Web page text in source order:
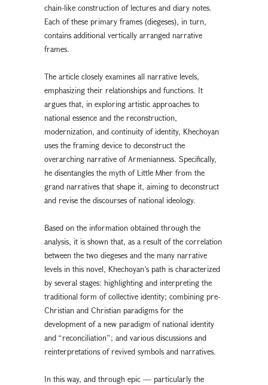
chain-like construction of lectures and diary notes.
Each of these primary frames (diegeses), in turn,
contains additional vertically arranged narrative
frames.
The article closely examines all narrative levels,
emphasizing their relationships and functions. It
argues that, in exploring artistic approaches to
national essence and the reconstruction,
modernization, and continuity of identity, Khechoyan
uses the framing device to deconstruct the
overarching narrative of Armenianness. Specifically,
he disentangles the myth of Little Mher from the
grand narratives that shape it, aiming to deconstruct
and revise the discourses of national ideology.
Based on the information obtained through the
analysis, it is shown that, as a result of the correlation
between the two diegeses and the many narrative
levels in this novel, Khechoyan’s path is characterized
by several stages: highlighting and interpreting the
traditional form of collective identity; combining pre-
Christian and Christian paradigms for the
development of a new paradigm of national identity
and “reconciliation”; and various discussions and
reinterpretations of revived symbols and narratives.
In this way, and through epic — particularly the